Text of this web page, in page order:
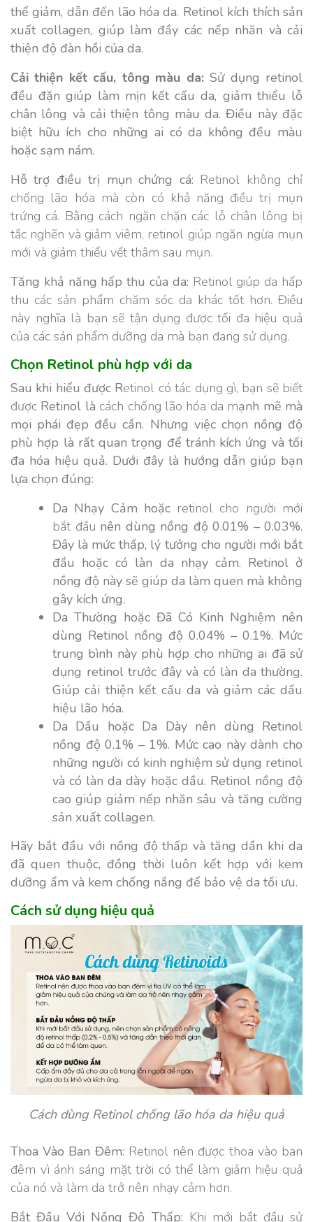
thể giảm, dẫn đến lão hóa da. Retinol kích thích sản
xuất collagen, giúp làm đầy các nếp nhăn và cải
thiện độ đàn hồi của da.
Cải thiện kết cấu, tông màu da:Sử dụng retinol
đều đặn giúp làm mịn kết cấu da, giảm thiểu lỗ
chân lông và cải thiện tông màu da. Điều này đặc
biệt hữu ích cho những ai có da không đều màu
hoặc sạm nám.
Hỗ trợ điều trị mụn chứng cá: Retinol không chỉ
chống lão hóa mà còn có khả năng điều trị mụn
trứng cá. Bằng cách ngăn chặn các lỗ chân lông bị
tắc nghẽn và giảm viêm, retinol giúp ngăn ngừa mụn
mới và giảm thiểu vết thâm sau mụn.
Tăng khả năng hấp thu của da: Retinol giúp da hấp
thu các sản phẩm chăm sóc da khác tốt hơn. Điều
này nghĩa là bạn sẽ tận dụng được tối đa hiệu quả
của các sản phẩm dưỡng da mà bạn đang sử dụng.
Chọn Retinol phù hợp với da
Sau khi hiểu được Retinol có tác dụng gì, bạn sẽ biết
được Retinol là cách chống lão hóa da mạnh mẽ mà
mọi phái đẹp đều cần. Nhưng việc chọn nồng độ
phù hợp là rất quan trọng để tránh kích ứng và tối
đa hóa hiệu quả. Dưới đây là hướng dẫn giúp bạn
lựa chọn đúng:
Da Nhạy Cảm hoặc retinol cho người mới
bắt đầu nên dùng nồng độ 0.01% – 0.03%.
Đây là mức thấp, lý tưởng cho người mới bắt
đầu hoặc có làn da nhạy cảm. Retinol ở
nồng độ này sẽ giúp da làm quen mà không
gây kích ứng.
Da Thường hoặc Đã Có Kinh Nghiệm nên
dùng Retinol nồng độ 0.04% – 0.1%. Mức
trung bình này phù hợp cho những ai đã sử
dụng retinol trước đây và có làn da thường.
Giúp cải thiện kết cấu da và giảm các dấu
hiệu lão hóa.
Da Dầu hoặc Da Dày nên dùng Retinol
nồng độ 0.1% – 1%. Mức cao này dành cho
những người có kinh nghiệm sử dụng retinol
và có làn da dày hoặc dầu. Retinol nồng độ
cao giúp giảm nếp nhăn sâu và tăng cường
sản xuất collagen.
Hãy bắt đầu với nồng độ thấp và tăng dần khi da
đã quen thuộc, đồng thời luôn kết hợp với kem
dưỡng ẩm và kem chống nắng để bảo vệ da tối ưu.
Cách sử dụng hiệu quả
Cách dùng Retinol chống lão hóa da hiệu quả
Thoa Vào Ban Đêm: Retinol nên được thoa vào ban
đêm vì ánh sáng mặt trời có thể làm giảm hiệu quả
của nó và làm da trở nên nhạy cảm hơn.
Bắt Đầu Với Nồng Độ Thấp: Khi mới bắt đầu sử